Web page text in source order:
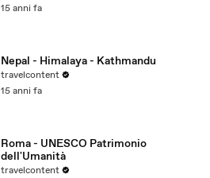
15 anni fa
Nepal - Himalaya - Kathmandu
travelcontent
15 anni fa
Roma - UNESCO Patrimonio
dell'Umanità
travelcontent